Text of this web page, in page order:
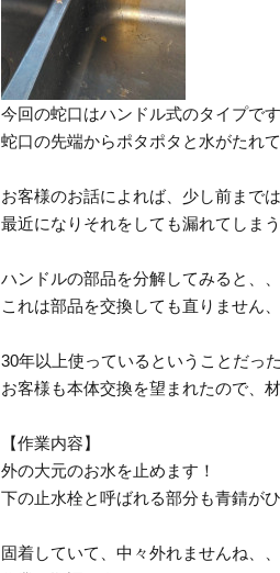
今回の蛇口はハンドル式のタイプで
蛇口の先端からポタポタと水がたれて
お客様のお話によれば、少し前まで
最近になりそれをしても漏れてしま
ハンドルの部品を分解してみると、
これは部品を交換しても直りません、
30年以上使っているということだっ
お客様も本体交換を望まれたので、
【作業内容】
外の大元のお水を止めます！
下の止水栓と呼ばれる部分も青錆が
固着していて、中々外れませんね、